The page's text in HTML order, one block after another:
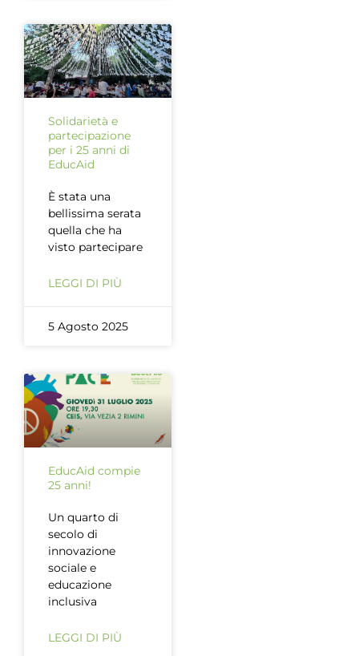
Solidarietà e
partecipazione
per i 25 anni di
EducAid
È stata una
bellissima serata
quella che ha
visto partecipare
LEGGI DI PIÙ
5 Agosto 2025
EducAid compie
25 anni!
Un quarto di
secolo di
innovazione
sociale e
educazione
inclusiva
LEGGI DI PIÙ